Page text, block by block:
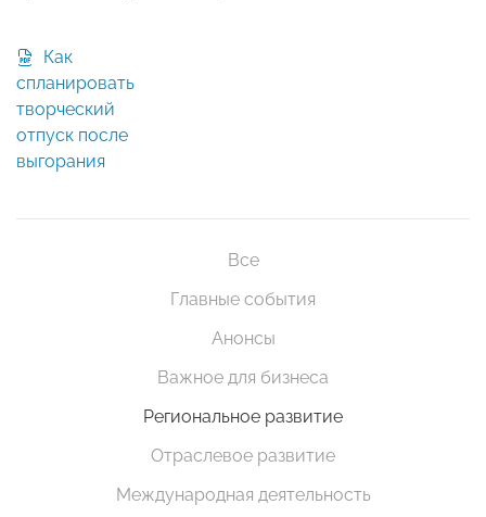
спланировать
творческий
отпуск после
выгорания
Все
Главные события
Анонсы
Важное для бизнеса
Региональное развитие
Отраслевое развитие
Международная деятельность